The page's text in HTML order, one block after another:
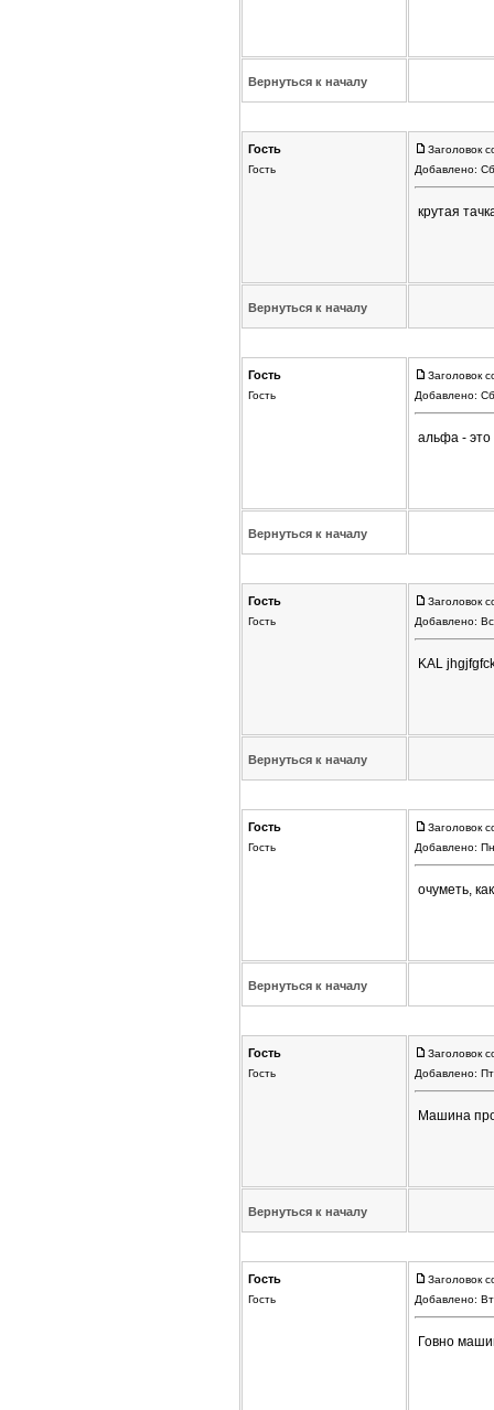
Вернуться к началу
Гость
Гость
Заголовок
Добавлено:
крутая
Вернуться к началу
Гость
Гость
Заголовок
Добавлено:
альфа -
Вернуться к началу
Гость
Гость
Заголовок
Добавлено:
KAL
Вернуться к началу
Гость
Гость
Заголовок
Добавлено:
очуметь,
Вернуться к началу
Гость
Гость
Заголовок
Добавлено:
Машина
Вернуться к началу
Гость
Гость
Заголовок
Добавлено:
Говно